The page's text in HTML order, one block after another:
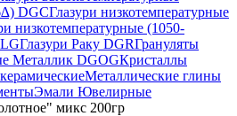
DGCГлазури низкотемпературные
низкотемпературные (1050-
Глазури Раку DGRГрануляты
Металлик DGOGКристаллы
Металлические глины
Эмали Ювелирные
микс 200гр